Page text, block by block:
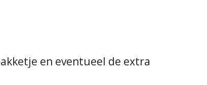
en eventueel de extra